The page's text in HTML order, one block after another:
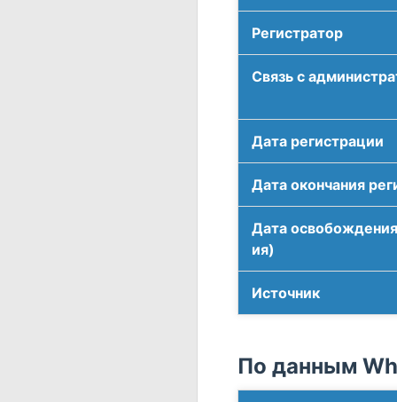
Регистратор
Связь с
Дата регистрации
Дата окончания
Дата
ия)
Источник
По данным